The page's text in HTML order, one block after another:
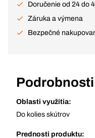
Doručenie od 24 do
Záruka a výmena
Bezpečné
Podrobnosti
Oblasti využitia:
Do kolies skútrov
Prednosti produktu: